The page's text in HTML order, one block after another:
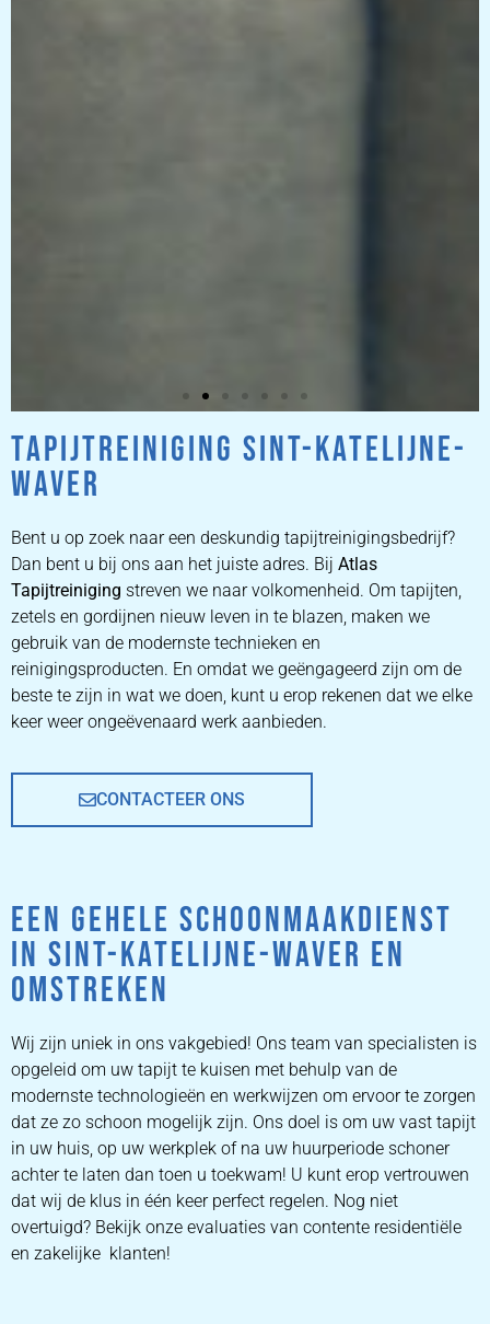
ZETEL
ZETEL REINIGEN DOOR
PROFESSIONALS
PRIJZEN
TAPIJTREINIGING SINT-KATELIJNE-
WAVER
Bent u op zoek naar een deskundig tapijtreinigingsbedrijf?
Dan bent u bij ons aan het juiste adres. Bij Atlas
Tapijtreiniging streven we naar volkomenheid. Om tapijten,
zetels en gordijnen nieuw leven in te blazen, maken we
gebruik van de modernste technieken en
reinigingsproducten. En omdat we geëngageerd zijn om de
beste te zijn in wat we doen, kunt u erop rekenen dat we elke
keer weer ongeëvenaard werk aanbieden.
CONTACTEER ONS
EEN GEHELE SCHOONMAAKDIENST
IN SINT-KATELIJNE-WAVER EN
OMSTREKEN
Wij zijn uniek in ons vakgebied! Ons team van specialisten is
opgeleid om uw tapijt te kuisen met behulp van de
modernste technologieën en werkwijzen om ervoor te zorgen
dat ze zo schoon mogelijk zijn. Ons doel is om uw vast tapijt
in uw huis, op uw werkplek of na uw huurperiode schoner
achter te laten dan toen u toekwam! U kunt erop vertrouwen
dat wij de klus in één keer perfect regelen. Nog niet
overtuigd? Bekijk onze evaluaties van contente residentiële
en zakelijke klanten!